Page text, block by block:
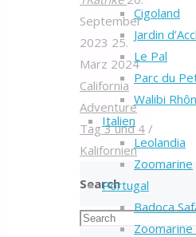
Cigoland
Jardin
Le Pal
Parc du
Walibi
Italien
Leolandia
Zoomarine
Portugal
Badoca
September
2023 25.
März 2024
California
Adventure
Tag 3 und 4 /
Kalifornien
Search
Search